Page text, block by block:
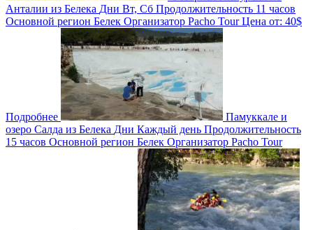
Анталии из Белека Дни Вт, Сб Продолжительность 11 часов
Основной регион Белек Организатор Pacho TourЦена от: 40$
Подробнее
Памуккале и
озеро Салда из Белека Дни Каждый день Продолжительность
15 часов Основной регион Белек Организатор Pacho Tour